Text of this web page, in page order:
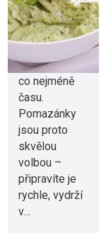
Léto je
období, kdy
chceme v
kuchyni trávit
co nejméně
času.
Pomazánky
jsou proto
skvělou
volbou –
připravíte je
rychle, vydrží
v…